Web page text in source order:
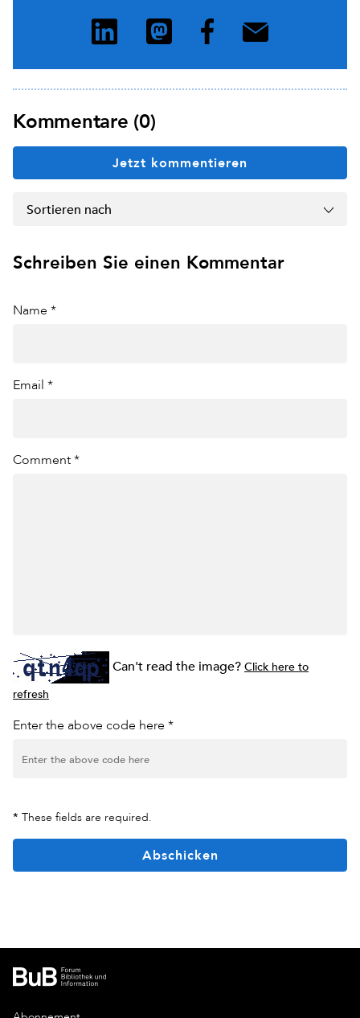
Kommentare (0)
Jetzt kommentieren
Sortieren nach
Schreiben Sie einen Kommentar
Name *
Email *
Comment *
Can't read the image?Click here to
refresh
Enter the above code here *
* These fields are required.
Abschicken